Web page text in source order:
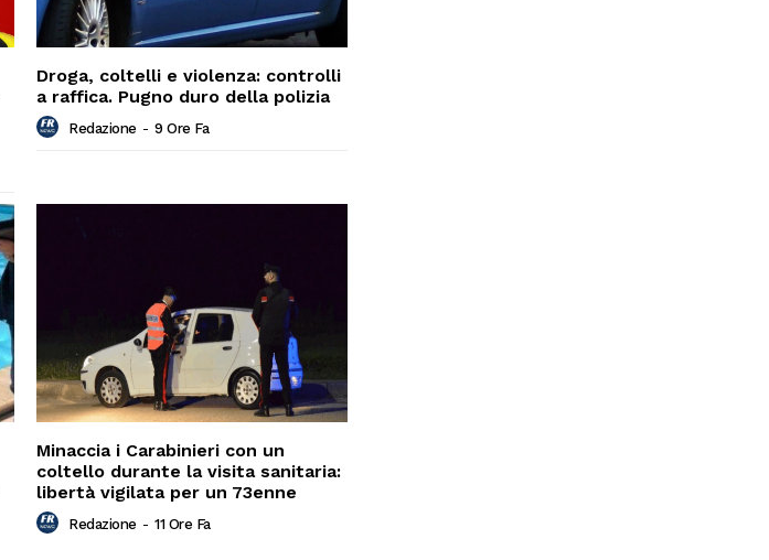
Droga, coltelli e violenza: controlli
a raffica. Pugno duro della polizia
Redazione - 9 Ore Fa
Minaccia i Carabinieri con un
coltello durante la visita sanitaria:
libertà vigilata per un 73enne
Redazione - 11 Ore Fa